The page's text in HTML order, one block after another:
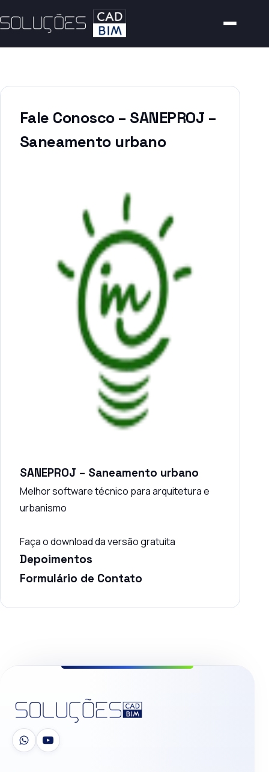
Fale Conosco – SANEPROJ –
Saneamento urbano
SANEPROJ – Saneamento urbano
Melhor software técnico para arquitetura e
urbanismo
Faça o download da versão gratuita
Depoimentos
Formulário de Contato